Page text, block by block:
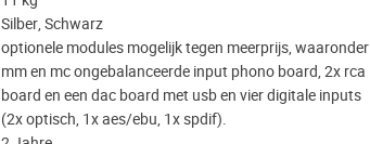
Silber, Schwarz
optionele modules mogelijk tegen meerprijs, waaronder
mm en mc ongebalanceerde input phono board, 2x rca
board en een dac board met usb en vier digitale inputs
(2x optisch, 1x aes/ebu, 1x spdif).